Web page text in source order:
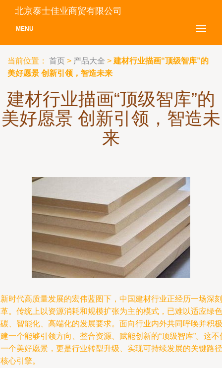
北京泰士佳业商贸有限公司
MENU
当前位置： 首页 > 产品大全 > 建材行业描画“顶级智库”的
美好愿景 创新引领，智造未来
建材行业描画“顶级智库”的
美好愿景 创新引领，智造未
来
时代高质量发展的宏伟蓝图下，中国建材行业正经历一场深刻
。传统上以资源消耗和规模扩张为主的模式，已难以适应绿色
、智能化、高端化的发展要求。面向行业内外共同呼唤并积极
一个能够引领方向、整合资源、赋能创新的“顶级智库”。这不
个美好愿景，更是行业转型升级、实现可持续发展的关键路径
心引擎。